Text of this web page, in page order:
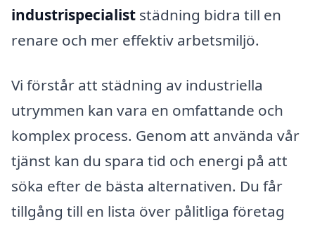
industrispecialist städning bidra till en
renare och mer effektiv arbetsmiljö.
Vi förstår att städning av industriella
utrymmen kan vara en omfattande och
komplex process. Genom att använda vår
tjänst kan du spara tid och energi på att
söka efter de bästa alternativen. Du får
tillgång till en lista över pålitliga företag